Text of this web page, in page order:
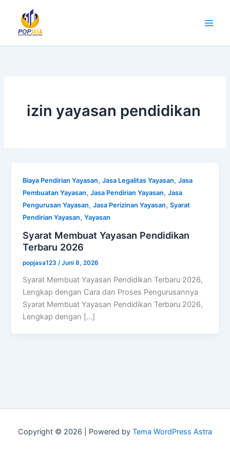
konten
izin yayasan pendidikan
Biaya Pendirian Yayasan,Jasa Legalitas Yayasan,Jasa
Pembuatan Yayasan,Jasa Pendirian Yayasan,Jasa
Pengurusan Yayasan,Jasa Perizinan Yayasan,Syarat
Pendirian Yayasan,Yayasan
Syarat Membuat Yayasan Pendidikan
Terbaru 2026
popjasa123 /Juni 8, 2026
Syarat Membuat Yayasan Pendidikan Terbaru 2026,
Lengkap dengan Cara dan Proses Pengurusannya
Syarat Membuat Yayasan Pendidikan Terbaru 2026,
Lengkap dengan […]
Copyright © 2026 | Powered by Tema WordPress Astra